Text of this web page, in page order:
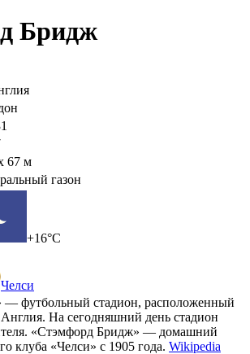
Бридж
67 м
газон
+16°C
Челси
футбольный стадион, расположенный
На сегодняшний день стадион
«Стэмфорд Бридж» — домашний
клуба «Челси» с 1905 года. Wikipedia